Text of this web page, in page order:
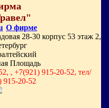
О фирме
28-30 корпус 53 этаж 2,
Площадь
, +7(921) 915-20-52, тел/
915-20-52